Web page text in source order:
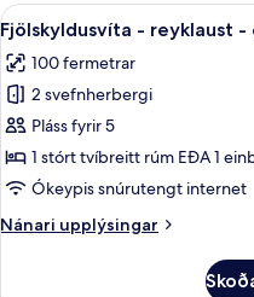
eldhús
1
stórt
tvíbreitt
rúm
eldhús
Skoða
allar
myndir
fyrir
Fjölskyldusvíta
-
reyklaust
eldhús
8
Fjölskyldusvíta - reyklaust -
100 fermetrar
2 svefnherbergi
Pláss fyrir 5
1 stórt tvíbreitt rúm EÐA 1
Ókeypis snúrutengt internet
Nánari upplýsingar
Nánari